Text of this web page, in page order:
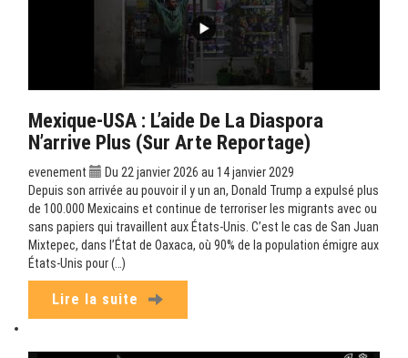
Mexique-USA : L’aide De La Diaspora
N’arrive Plus (sur Arte Reportage)
evenement
Du 22 janvier 2026 au 14 janvier 2029
Depuis son arrivée au pouvoir il y un an, Donald Trump a expulsé plus
de 100.000 Mexicains et continue de terroriser les migrants avec ou
sans papiers qui travaillent aux États-Unis. C’est le cas de San Juan
Mixtepec, dans l’État de Oaxaca, où 90% de la population émigre aux
États-Unis pour (…)
Lire la suite